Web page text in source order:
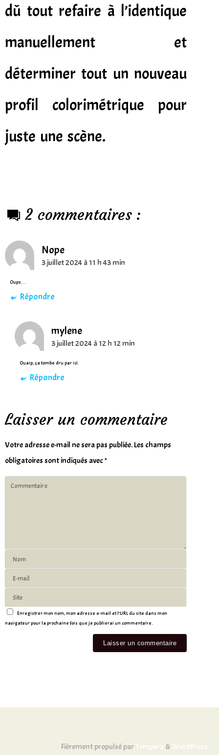
dû tout refaire à l’identique
manuellement et
déterminer tout un nouveau
profil colorimétrique pour
juste une scène.
2 commentaires :
Nope
3 juillet 2024 à 11 h 43 min
Oups…
Répondre
mylene
3 juillet 2024 à 12 h 12 min
Ouaip, ça tombe dru par ici.
Répondre
Laisser un commentaire
Votre adresse e-mail ne sera pas publiée.Les champs
obligatoires sont indiqués avec*
Enregistrer mon nom, mon adresse e-mail et l’URL du site dans mon
navigateur pour la prochaine fois que je publierai un commentaire.
Fièrement propulsé parTempera & WordPress.